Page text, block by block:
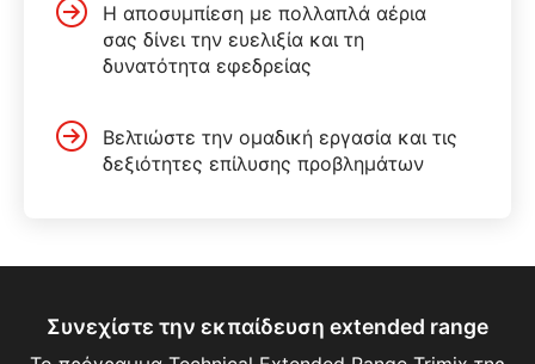
Η αποσυμπίεση με πολλαπλά αέρια
σας δίνει την ευελιξία και τη
δυνατότητα εφεδρείας
Βελτιώστε την ομαδική εργασία και τις
δεξιότητες επίλυσης προβλημάτων
Συνεχίστε την εκπαίδευση extended range